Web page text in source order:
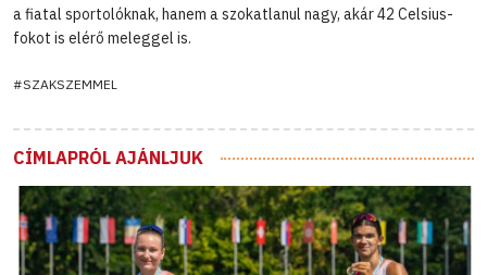
a fiatal sportolóknak, hanem a szokatlanul nagy, akár 42 Celsius-
fokot is elérő meleggel is.
#SZAKSZEMMEL
CÍMLAPRÓL AJÁNLJUK